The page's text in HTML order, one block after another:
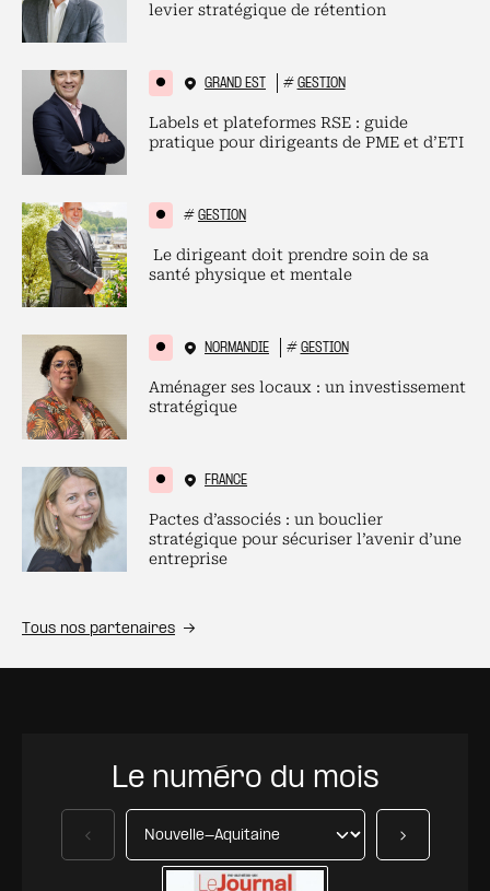
levier stratégique de rétention
GRAND EST # GESTION
Labels et plateformes RSE : guide
pratique pour dirigeants de PME et d’ETI
# GESTION
Le dirigeant doit prendre soin de sa
santé physique et mentale
NORMANDIE # GESTION
Aménager ses locaux : un investissement
stratégique
FRANCE
Pactes d’associés : un bouclier
stratégique pour sécuriser l’avenir d’une
entreprise
Tous nos partenaires
Le numéro du mois
Précédent Suivant